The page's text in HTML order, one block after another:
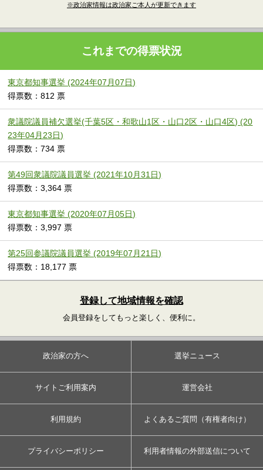
※政治家情報は政治家ご本人が更新できます
これまでの得票状況
東京都知事選挙 (2024年07月07日)
得票数：812 票
衆議院議員補欠選挙(千葉5区・和歌山1区・山口2区・山口4区) (20
23年04月23日)
得票数：734 票
第49回衆議院議員選挙 (2021年10月31日)
得票数：3,364 票
東京都知事選挙 (2020年07月05日)
得票数：3,997 票
第25回参議院議員選挙 (2019年07月21日)
得票数：18,177 票
登録して地域情報を確認
会員登録をしてもっと楽しく、便利に。
政治家の方へ 選挙ニュース
サイトご利用案内 運営会社
利用規約 よくあるご質問（有権者向け）
プライバシーポリシー 利用者情報の外部送信について